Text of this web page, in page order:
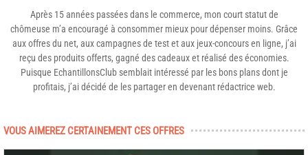
Après 15 années passées dans le commerce, mon court statut de
chômeuse m’a encouragé à consommer mieux pour dépenser moins. Grâce
aux offres du net, aux campagnes de test et aux jeux-concours en ligne, j’ai
reçu des produits offerts, gagné des cadeaux et réalisé des économies.
Puisque EchantillonsClub semblait intéressé par les bons plans dont je
profitais, j’ai décidé de les partager en devenant rédactrice web.
VOUS AIMEREZ CERTAINEMENT CES OFFRES